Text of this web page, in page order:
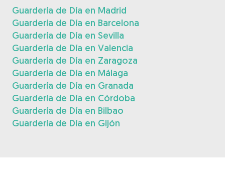
Guardería de Día en Madrid
Guardería de Día en Barcelona
Guardería de Día en Sevilla
Guardería de Día en Valencia
Guardería de Día en Zaragoza
Guardería de Día en Málaga
Guardería de Día en Granada
Guardería de Día en Córdoba
Guardería de Día en Bilbao
Guardería de Día en Gijón